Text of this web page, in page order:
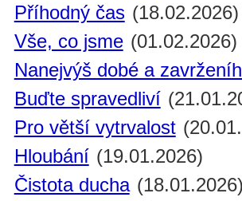
Příhodný čas (18.02.2026)
Vše, co jsme (01.02.2026)
Nanejvýš dobé a
Buďte spravedliví
Pro větší vytrvalost
Hloubání (19.01.2026)
Čistota ducha (18.01.2026)